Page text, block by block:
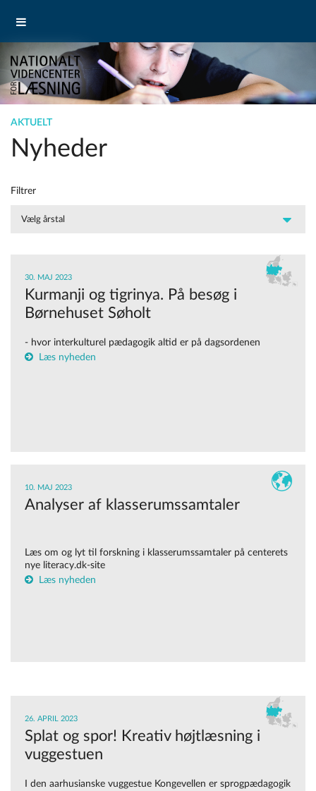
AKTUELT
Nyheder
Filtrer
30. MAJ 2023
Kurmanji og tigrinya. På besøg i
Børnehuset Søholt
- hvor interkulturel pædagogik altid er på dagsordenen
Læs nyheden
10. MAJ 2023
Analyser af klasserumssamtaler
Læs om og lyt til forskning i klasserumssamtaler på centerets
nye literacy.dk-site
Læs nyheden
26. APRIL 2023
Splat og spor! Kreativ højtlæsning i
vuggestuen
I den aarhusianske vuggestue Kongevellen er sprogpædagogik